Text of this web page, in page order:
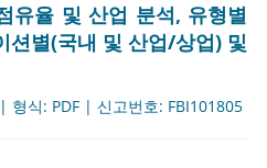
유율 및 산업 분석, 유형별
션별(국내 및 산업/상업) 및
형식: PDF | 신고번호: FBI101805